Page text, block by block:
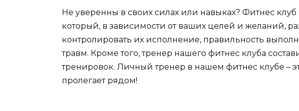
Не уверенны в своих силах или навыках? Фитнес
который, в зависимости от ваших целей и желаний,
контролировать их исполнение, правильность
травм. Кроме того, тренер нашего фитнес клуба
тренировок. Личный тренер в нашем фитнес клубе –
пролегает рядом!